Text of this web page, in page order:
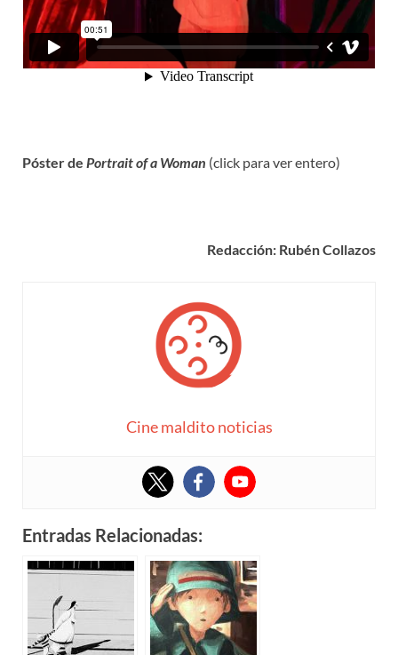
Póster de Portrait of a Woman (click para ver entero)
Redacción: Rubén Collazos
Cine maldito noticias
Entradas Relacionadas: